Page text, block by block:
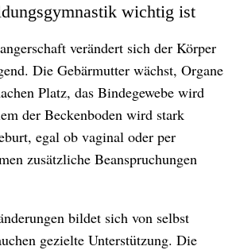
wichtig ist
verändert sich der Körper
Die Gebärmutter wächst, Organe
Platz, das Bindegewebe wird
der Beckenboden wird stark
egal ob vaginal oder per
zusätzliche Beanspruchungen
bildet sich von selbst
gezielte Unterstützung. Die